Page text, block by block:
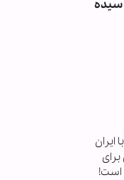
سیده
ایران
است!